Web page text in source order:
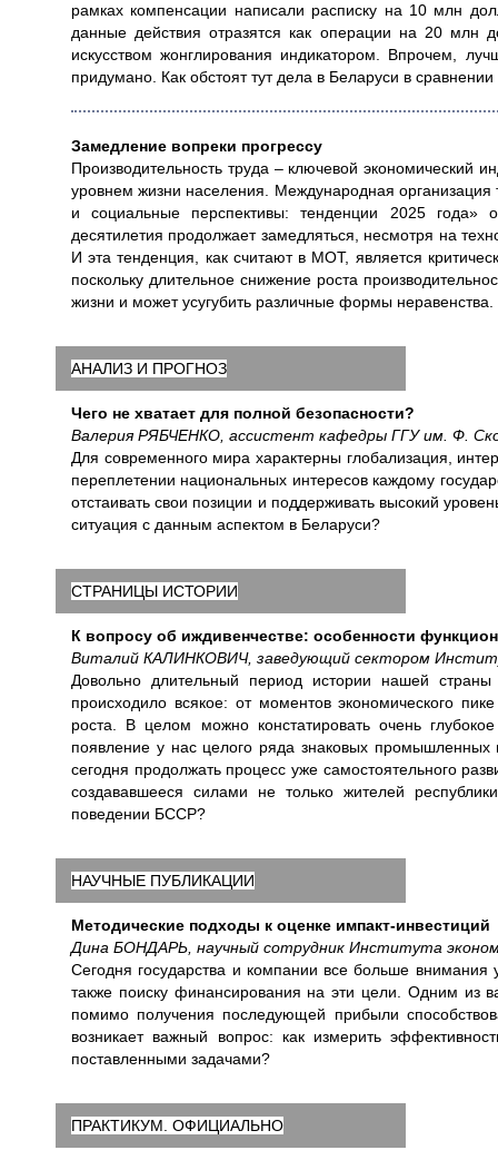
рамках компенсации написали расписку на 10 млн
данные действия отразятся как операции на 20 млн
искусством жонглирования индикатором. Впрочем,
придумано. Как обстоят тут дела в Беларуси в
Замедление вопреки прогрессу
Производительность труда – ключевой экономический
уровнем жизни населения. Международная
и социальные перспективы: тенденции 2025 года»
десятилетия продолжает замедляться, несмотря на
И эта тенденция, как считают в МОТ, является
поскольку длительное снижение роста
жизни и может усугубить различные формы неравенства.
АНАЛИЗ И ПРОГНОЗ
Чего не хватает для полной безопасности?
Валерия РЯБЧЕНКО, ассистент кафедры ГГУ им. Ф.
Для современного мира характерны глобализация,
переплетении национальных интересов каждому
отстаивать свои позиции и поддерживать высокий
ситуация с данным аспектом в Беларуси?
СТРАНИЦЫ ИСТОРИИ
К вопросу об иждивенчестве: особенности
Виталий КАЛИНКОВИЧ, заведующий сектором
Довольно длительный период истории нашей
происходило всякое: от моментов экономического
роста. В целом можно констатировать очень
появление у нас целого ряда знаковых
сегодня продолжать процесс уже самостоятельного
создававшееся силами не только жителей
поведении БССР?
НАУЧНЫЕ ПУБЛИКАЦИИ
Методические подходы к оценке импакт-инвестиций
Дина БОНДАРЬ, научный сотрудник Института
Сегодня государства и компании все больше
также поиску финансирования на эти цели. Одним из
помимо получения последующей прибыли
возникает важный вопрос: как измерить
поставленными задачами?
ПРАКТИКУМ. ОФИЦИАЛЬНО